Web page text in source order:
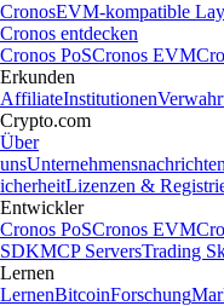
CronosEVM-kompatible
Cronos entdecken
Cronos PoSCronos EVM
Erkunden
AffiliateInstitutionen
Crypto.com
Über
unsUnternehmensnachrichten
icherheitLizenzen &
Entwickler
Cronos PoSCronos EVM
SDKMCP ServersTrading
Lernen
LernenBitcoinForschung